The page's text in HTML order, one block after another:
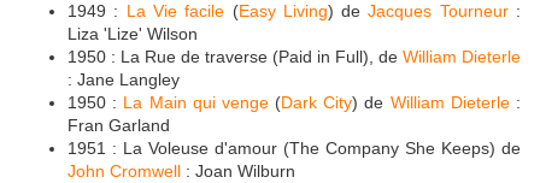
1949 : La Vie facile (Easy Living) deJacques Tourneur:
Liza 'Lize' Wilson
1950 : La Rue de traverse (Paid in Full), de William Dieterle
: Jane Langley
1950 : La Main qui venge(Dark City) de William Dieterle:
Fran Garland
1951 : La Voleuse d'amour (The Company She Keeps) de
John Cromwell : Joan Wilburn